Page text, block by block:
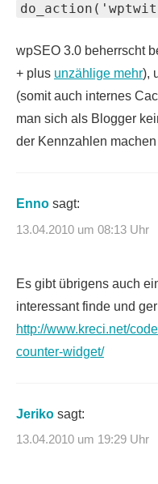
wpSEO 3.0 beherrscht
+ plus unzählige mehr),
(somit auch internes
man sich als Blogger
der Kennzahlen machen
Enno sagt:
13.04.2010 um 08:13 Uhr
Es gibt übrigens auch
interessant finde und
http://www.kreci.net/
counter-widget/
Jeriko sagt:
13.04.2010 um 19:29 Uhr